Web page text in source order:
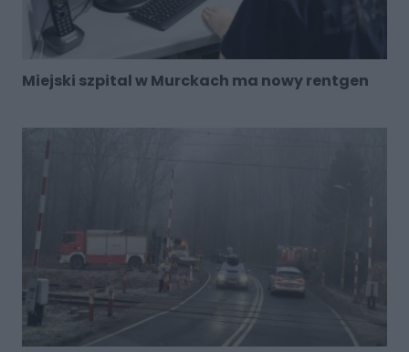
Miejski szpital w Murckach ma nowy rentgen